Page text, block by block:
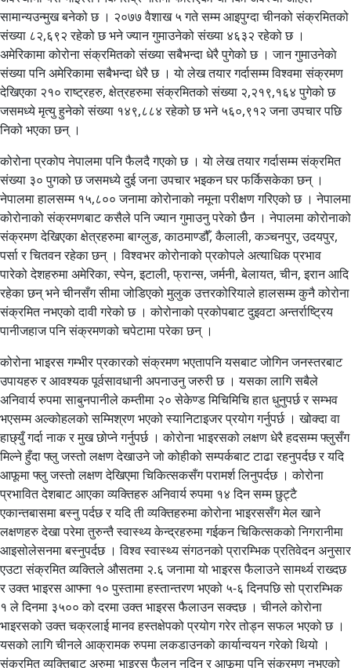
सामान्यउन्मुख बनेको छ । २०७७ वैशाख ५ गते सम्म आइपुग्दा चीनको संक्रमितको
संख्या ८२,६९२ रहेको छ भने ज्यान गुमाउनेको संख्या ४६३२ रहेको छ ।
अमेरिकामा कोरोना संक्रमितको संख्या सबैभन्दा धेरै पुगेको छ । जान गुमाउनेकाे
संख्या पनि अमेरिकामा सबैभन्दा धेरै छ । याे लेख तयार गर्दासम्म विश्वमा संक्रमण
देखिएका २१० राष्ट्रहरु, क्षेत्रहरुमा संक्रमितको संख्या २,२१९,१६४ पुगेको छ
जसमध्ये मृत्यु हुनेको संख्या १४९,८८४ रहेको छ भने ५६०,९१२ जना उपचार पछि
निको भएका छन् ।
कोरोना प्रकोप नेपालमा पनि फैलदै गएकाे छ । याे लेख तयार गर्दासम्म संक्रमित
संख्या ३० पुगको छ जसमध्ये दुई जना उपचार भइकन घर फर्किसकेका छन् ।
नेपालमा हालसम्म १५,८०० जनामा कोरोनाको नमूना परीक्षण गरिएको छ । नेपालमा
कोरोनाको संक्रमणबाट कसैले पनि ज्यान गुमाउनु परेको छैन । नेपालमा कोरोनाको
संक्रमण देखिएका क्षेत्रहरुमा बाग्लुङ, काठमाण्डौँ, कैलाली, कञ्चनपुर, उदयपुर,
पर्सा र चितवन रहेका छन् । विश्वभर कोरोनाको प्रकोपले अत्याधिक प्रभाव
पारेको देशहरुमा अमेरिका, स्पेन, इटाली, फ्रान्स, जर्मनी, बेलायत, चीन, इरान आदि
रहेका छन् भने चीनसँग सीमा जोडिएको मुलुक उत्तरकोरियाले हालसम्म कुनै कोरोना
संक्रमित नभएको दावी गरेको छ । कोरोनाको प्रकोपबाट दुइवटा अन्तर्राष्ट्रिय
पानीजहाज पनि संक्रमणको चपेटामा परेका छन् ।
कोरोना भाइरस गम्भीर प्रकारको संक्रमण भएतापनि यसबाट जोगिन जनस्तरबाट
उपायहरु र आवश्यक पूर्वसावधानी अपनाउनु जरुरी छ । यसका लागि सबैले
अनिवार्य रुपमा साबुनपानीले कम्तीमा २० सेकेण्ड मिचिमिचि हात धुनुपर्छ र सम्भव
भएसम्म अल्कोहलको सम्मिश्रण भएको स्यानिटाइजर प्रयोग गर्नुपर्छ । खोक्दा वा
हाछ्युँ गर्दा नाक र मुख छोप्ने गर्नुपर्छ । कोरोना भाइरसको लक्षण धेरै हदसम्म फ्लुसँग
मिल्ने हुँदा फ्लु जस्तो लक्षण देखाउने जो कोहीको सम्पर्कबाट टाढा रहनुपर्दछ र यदि
आफूमा फ्लु जस्तो लक्षण देखिएमा चिकित्सकसँग परामर्श लिनुपर्दछ । कोरोना
प्रभावित देशबाट आएका व्यक्तिहरु अनिवार्य रुपमा १४ दिन सम्म छुट्टै
एकान्तबासमा बस्नु पर्दछ र यदि ती व्यक्तिहरुमा कोरोना भाइरससँग मेल खाने
लक्षणहरु देखा परेमा तुरुन्तै स्वास्थ्य केन्द्रहरुमा गईकन चिकित्सकको निगरानीमा
आइसोलेसनमा बस्नुपर्दछ । विश्व स्वास्थ्य संगठनको प्रारम्भिक प्रतिवेदन अनुसार
एउटा संक्रमित व्यक्तिले औसतमा २.६ जनामा यो भाइरस फैलाउने सामर्थ्य राख्दछ
र उक्त भाइरस आफ्ना १० पुस्तामा हस्तान्तरण भएको ५-६ दिनपछि सो प्रारम्भिक
१ ले दिनमा ३५०० को दरमा उक्त भाइरस फैलाउन सक्दछ । चीनले कोरोना
भाइरसको उक्त चक्रलाई मानव हस्तक्षेपको प्रयोग गरेर तोड्न सफल भएको छ ।
यसको लागि चीनले आक्रामक रुपमा लकडाउनको कार्यान्वयन गरेको थियो ।
संक्रमित व्यक्तिबाट अरुमा भाइरस फैलन नदिन र आफूमा पनि संक्रमण नभएको